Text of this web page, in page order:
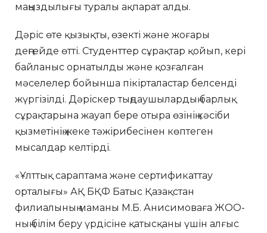
маңыздылығы туралы ақпарат алды.
Дәріс өте қызықты, өзекті және жоғары
деңгейде өтті. Студенттер сұрақтар қойып, кері
байланыс орнатылды және қозғалған
мәселелер бойынша пікірталастар белсенді
жүргізілді. Дәріскер тыңдаушылардың барлық
сұрақтарына жауап бере отыра өзінің кәсіби
қызметінің жеке тәжірибесінен көптеген
мысалдар келтірді.
«Ұлттық сараптама және сертификаттау
орталығы» АҚ БҚФ Батыс Қазақстан
филиалының маманы М.Б. Анисимоваға ЖОО-
ның білім беру үрдісіне қатысқаны үшін алғыс